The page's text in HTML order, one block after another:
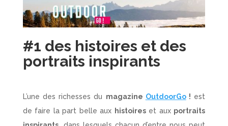
#1 des histoires et des
portraits inspirants
L’une des richesses du magazine OutdoorGo! est
de faire la part belle aux histoireset aux portraits